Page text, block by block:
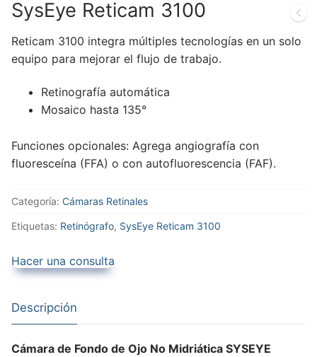
SysEye Reticam 3100
Reticam 3100 integra múltiples tecnologías en un solo
equipo para mejorar el flujo de trabajo.
Retinografía automática
Mosaico hasta 135°
Funciones opcionales: Agrega angiografía con
fluoresceína (FFA) o con autofluorescencia (FAF).
Categoría: Cámaras Retinales
Etiquetas: Retinógrafo, SysEye Reticam 3100
Hacer una consulta
Descripción
Cámara de Fondo de Ojo No Midriática SYSEYE